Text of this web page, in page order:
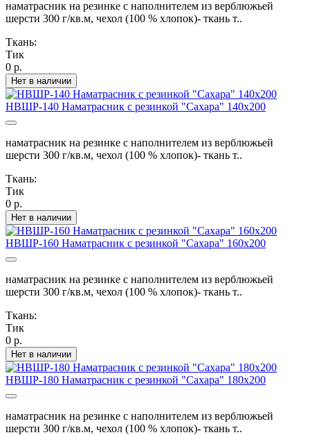
наматрасник на резинке с наполнителем из верблюжьей
шерсти 300 г/кв.м, чехол (100 % хлопок)- ткань т..
Ткань:
Тик
0 р.
Нет в наличии
НВШР-140 Наматрасник с резинкой "Сахара" 140х200
наматрасник на резинке с наполнителем из верблюжьей
шерсти 300 г/кв.м, чехол (100 % хлопок)- ткань т..
Ткань:
Тик
0 р.
Нет в наличии
НВШР-160 Наматрасник с резинкой "Сахара" 160х200
наматрасник на резинке с наполнителем из верблюжьей
шерсти 300 г/кв.м, чехол (100 % хлопок)- ткань т..
Ткань:
Тик
0 р.
Нет в наличии
НВШР-180 Наматрасник с резинкой "Сахара" 180х200
наматрасник на резинке с наполнителем из верблюжьей
шерсти 300 г/кв.м, чехол (100 % хлопок)- ткань т..